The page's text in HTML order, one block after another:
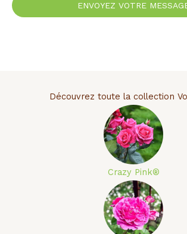
ENVOYEZ VOTRE
Découvrez toute la collection
Crazy Pink®